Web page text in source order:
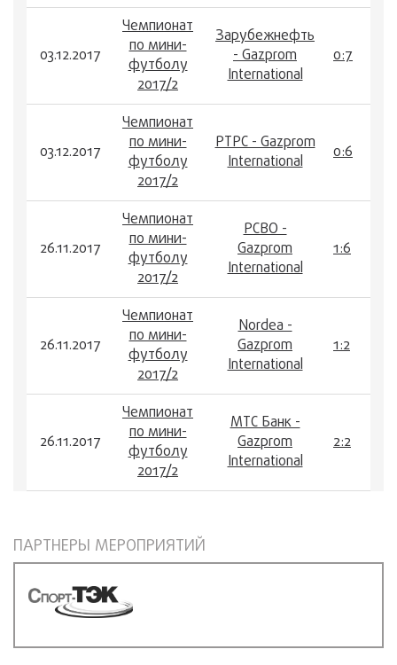
03.12.2017
Чемпионат
по мини-
футболу
2017/2
Зарубежнефть
- Gazprom
International
0:7
03.12.2017
Чемпионат
по мини-
футболу
2017/2
РТРС - Gazprom
International
0:6
26.11.2017
Чемпионат
по мини-
футболу
2017/2
РСВО -
Gazprom
International
1:6
26.11.2017
Чемпионат
по мини-
футболу
2017/2
Nordea -
Gazprom
International
1:2
26.11.2017
Чемпионат
по мини-
футболу
2017/2
МТС Банк -
Gazprom
International
2:2
ПАРТНЕРЫ МЕРОПРИЯТИЙ